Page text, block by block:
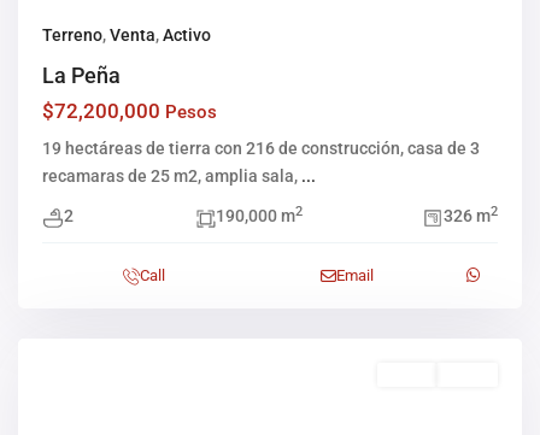
Terreno,Venta,Activo
La Peña
$72,200,000 Pesos
19 hectáreas de tierra con 216 de construcción, casa de 3
recamaras de 25 m2, amplia sala, ...
2 190,000 m2 326 m2
Call Email